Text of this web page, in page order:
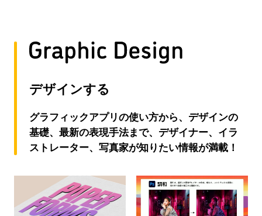
デザインする
グラフィックアプリの使い方から、デザインの
基礎、最新の表現手法まで、デザイナー、イラ
ストレーター、写真家が知りたい情報が満載！